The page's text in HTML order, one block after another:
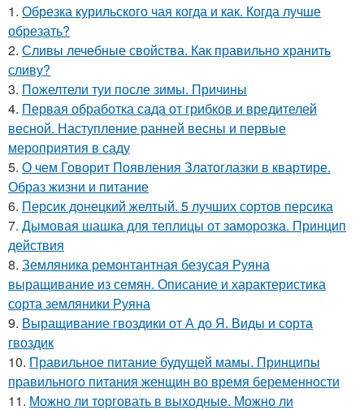
1. Обрезка курильского чая когда и как. Когда лучше
обрезать?
2. Сливы лечебные свойства. Как правильно хранить
сливу?
3. Пожелтели туи после зимы. Причины
4. Первая обработка сада от грибков и вредителей
весной. Наступление ранней весны и первые
мероприятия в саду
5. О чем Говорит Появления Златоглазки в квартире.
Образ жизни и питание
6. Персик донецкий желтый. 5 лучших сортов персика
7. Дымовая шашка для теплицы от заморозка. Принцип
действия
8. Земляника ремонтантная безусая Руяна
выращивание из семян. Описание и характеристика
сорта земляники Руяна
9. Выращивание гвоздики от А до Я. Виды и сорта
гвоздик
10. Правильное питание будущей мамы. Принципы
правильного питания женщин во время беременности
11. Можно ли торговать в выходные. Можно ли